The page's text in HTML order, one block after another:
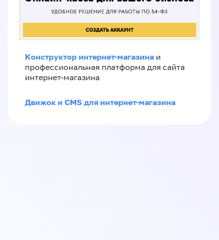
Конструктор интернет-магазина и
профессиональная платформа для сайта
интернет-магазина
Движок и CMS для интернет-магазина